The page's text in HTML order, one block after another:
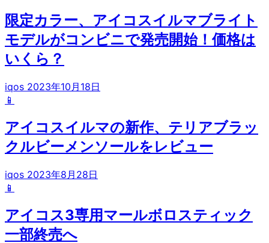
限定カラー、アイコスイルマブライト
モデルがコンビニで発売開始！価格は
いくら？
iqos 2023年10月18日
📱
アイコスイルマの新作、テリアブラッ
クルビーメンソールをレビュー
iqos 2023年8月28日
📱
アイコス3専用マールボロスティック
一部終売へ